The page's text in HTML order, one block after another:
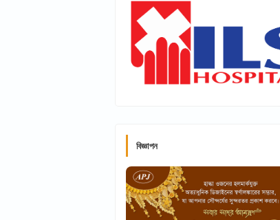
বিজ্ঞাপন